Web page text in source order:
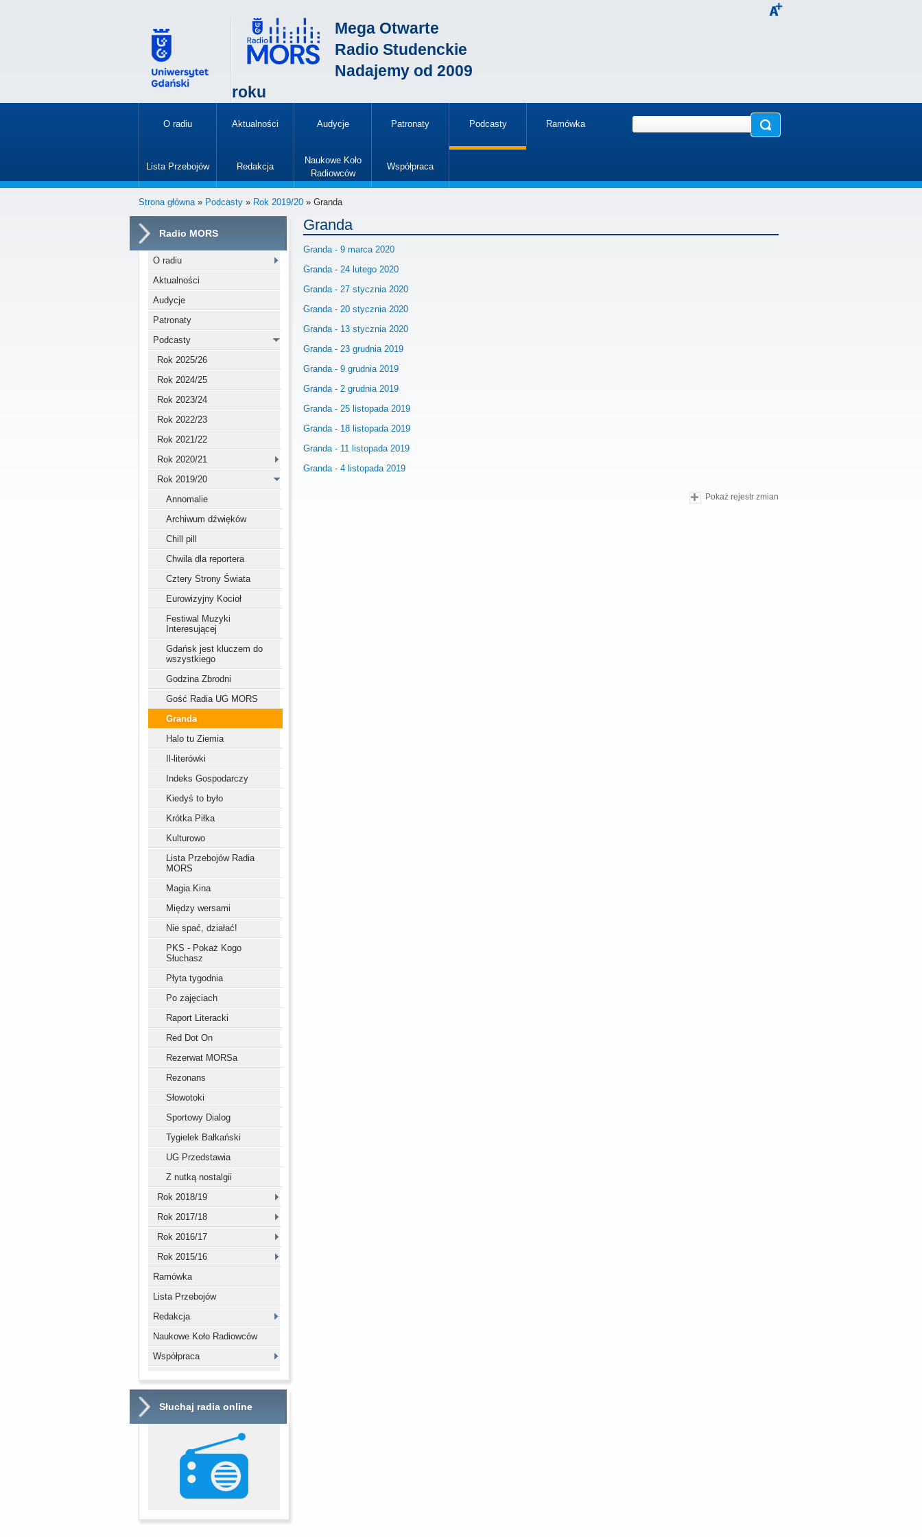
Mega Otwarte
Radio Studenckie
Nadajemy od 2009
roku
O radiu Aktualności Audycje Patronaty Podcasty
»
Ramówka
Lista Przebojów Redakcja
Naukowe Koło
Radiowców
Współpraca
Strona główna» Podcasty » Rok 2019/20 » Granda
Radio MORS
O radiu
Aktualności
Audycje
Patronaty
Podcasty
Rok 2025/26
Rok 2024/25
Rok 2023/24
Rok 2022/23
Rok 2021/22
Rok 2020/21
Rok 2019/20
Annomalie
Archiwum dźwięków
Chill pill
Chwila dla reportera
Cztery Strony Świata
Eurowizyjny Kocioł
Festiwal Muzyki
Interesującej
Gdańsk jest kluczem do
wszystkiego
Godzina Zbrodni
Gość Radia UG MORS
Granda
Halo tu Ziemia
Il-literówki
Indeks Gospodarczy
Kiedyś to było
Krótka Piłka
Kulturowo
Lista Przebojów Radia
MORS
Magia Kina
Między wersami
Nie spać, działać!
PKS - Pokaż Kogo
Słuchasz
Płyta tygodnia
Po zajęciach
Raport Literacki
Red Dot On
Rezerwat MORSa
Rezonans
Słowotoki
Sportowy Dialog
Tygielek Bałkański
UG Przedstawia
Z nutką nostalgii
Rok 2018/19
Rok 2017/18
Rok 2016/17
Rok 2015/16
Ramówka
Lista Przebojów
Redakcja
Naukowe Koło Radiowców
Współpraca
Słuchaj radia online
Granda
Granda - 9 marca 2020
Granda - 24 lutego 2020
Granda - 27 stycznia 2020
Granda - 20 stycznia 2020
Granda - 13 stycznia 2020
Granda - 23 grudnia 2019
Granda - 9 grudnia 2019
Granda - 2 grudnia 2019
Granda - 25 listopada 2019
Granda - 18 listopada 2019
Granda - 11 listopada 2019
Granda - 4 listopada 2019
Pokaż rejestr zmian